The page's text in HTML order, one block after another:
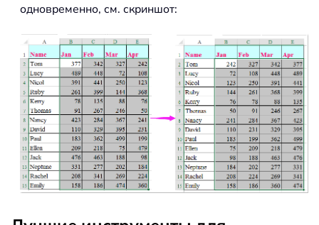
одновременно, см. скриншот: